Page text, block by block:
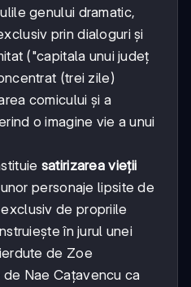
genului dramatic,
prin dialoguri și
("capitala unui județ
(trei zile)
comicului și a
o imagine vie a unui
satirizarea vieții
personaje lipsite de
de propriile
în jurul unei
de Zoe
Nae Cațavencu ca